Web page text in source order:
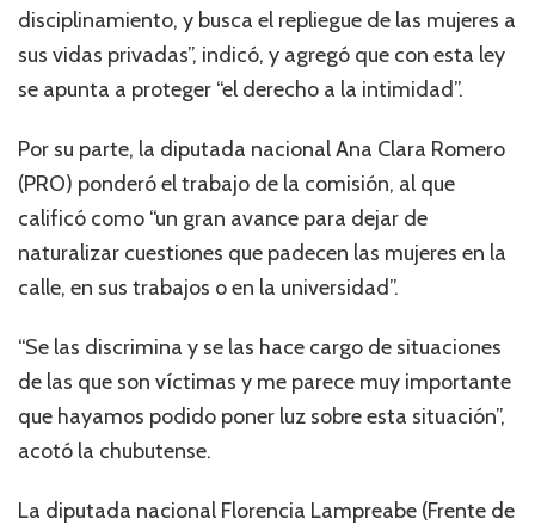
disciplinamiento, y busca el repliegue de las mujeres a
sus vidas privadas”, indicó, y agregó que con esta ley
se apunta a proteger “el derecho a la intimidad”.
Por su parte, la diputada nacional Ana Clara Romero
(PRO) ponderó el trabajo de la comisión, al que
calificó como “un gran avance para dejar de
naturalizar cuestiones que padecen las mujeres en la
calle, en sus trabajos o en la universidad”.
“Se las discrimina y se las hace cargo de situaciones
de las que son víctimas y me parece muy importante
que hayamos podido poner luz sobre esta situación”,
acotó la chubutense.
La diputada nacional Florencia Lampreabe (Frente de